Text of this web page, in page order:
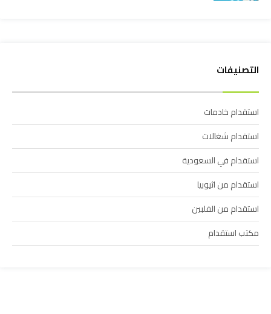
التصنيفات
استقدام خادمات
استقدام شغالات
استقدام في السعودية
استقدام من اثيوبيا
استقدام من الفلبين
مكتب استقدام